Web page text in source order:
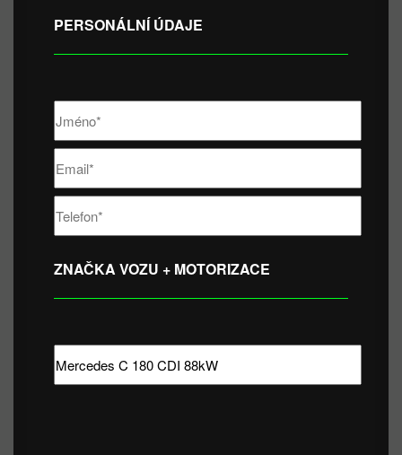
PERSONÁLNÍ ÚDAJE
ZNAČKA VOZU + MOTORIZACE